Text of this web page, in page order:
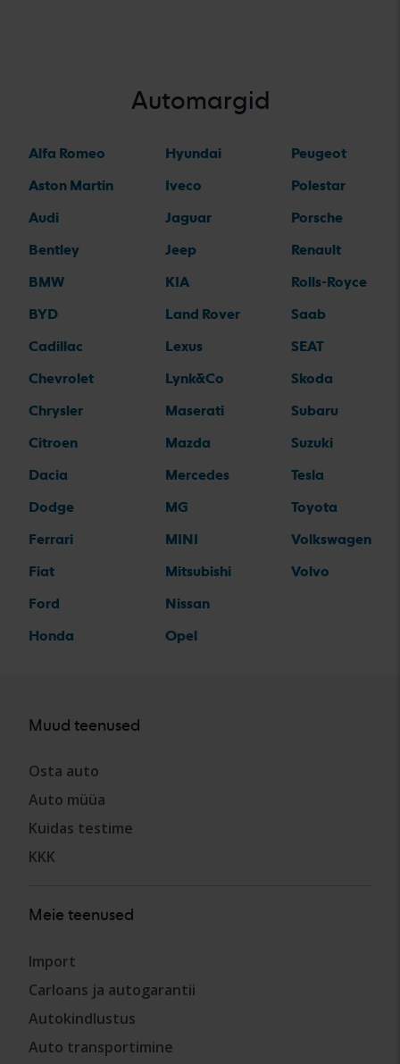
Automargid
Alfa Romeo
Aston Martin
Audi
Bentley
BMW
BYD
Cadillac
Chevrolet
Chrysler
Citroen
Dacia
Dodge
Ferrari
Fiat
Ford
Honda
Hyundai
Iveco
Jaguar
Jeep
KIA
Land Rover
Lexus
Lynk&Co
Maserati
Mazda
Mercedes
MG
MINI
Mitsubishi
Nissan
Opel
Peugeot
Polestar
Porsche
Renault
Rolls-Royce
Saab
SEAT
Skoda
Subaru
Suzuki
Tesla
Toyota
Volkswagen
Volvo
Muud teenused
Osta auto
Auto müüa
Kuidas testime
KKK
Meie teenused
Import
Carloans ja autogarantii
Autokindlustus
Auto transportimine